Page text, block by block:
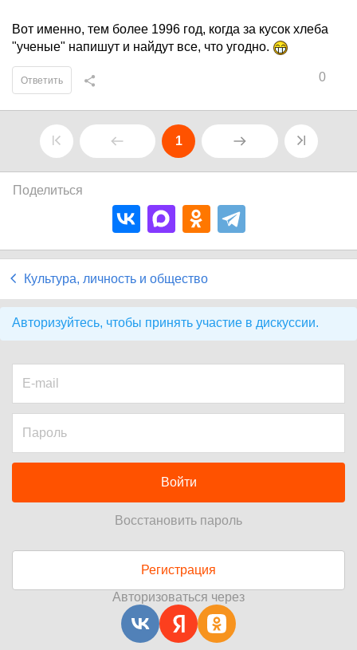
Вот именно, тем более 1996 год, когда за кусок хлеба
"ученые" напишут и найдут все, что угодно.
0
Ответить
1
Поделиться
Культура, личность и общество
Авторизуйтесь, чтобы принять участие в дискуссии.
Войти
Восстановить пароль
Регистрация
Авторизоваться через